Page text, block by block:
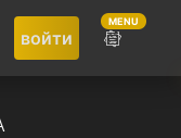
войти
MENU
ПОИСК